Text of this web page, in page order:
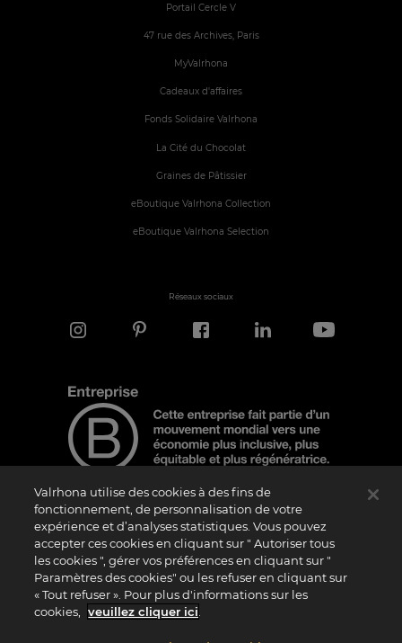
Portail Cercle V
47 rue des Archives, Paris
MyValrhona
Cadeaux d'affaires
Fonds Solidaire Valrhona
La Cité du Chocolat
Graines de Pâtissier
eBoutique Valrhona Collection
eBoutique Valrhona Selection
Réseaux sociaux
Note d'information
Le logo “Certified B Corporation” est attribué par B Lab, une organisation privée à
but non lucratif, aux entreprises qui, comme la nôtre, ont réalisé avec succès le B
Impact Assessment (“BIA”) et répondent aux exigences de B Lab en matière de
performance sociale et environnementale, de responsabilité et de transparence. Il
est précisé que B Lab n’est pas un organisme d’évaluation de la conformité au sens
du règlement (UE) n° 765/2008, ni un organisme de normalisation national,
Valrhona utilise des cookies à des fins de
fonctionnement, de personnalisation de votre
expérience et d’analyses statistiques. Vous pouvez
accepter ces cookies en cliquant sur " Autoriser tous
les cookies ", gérer vos préférences en cliquant sur "
Paramètres des cookies" ou les refuser en cliquant sur
« Tout refuser ». Pour plus d'informations sur les
cookies,
veuillez cliquer ici